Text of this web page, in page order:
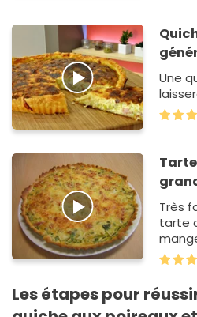
Une
Très
tarte
a pas
à
Les étapes pour